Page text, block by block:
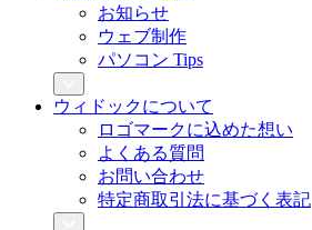
お知らせ
ウェブ制作
パソコン Tips
ウィドックについて
ロゴマークに込めた想い
よくある質問
お問い合わせ
特定商取引法に基づく表記